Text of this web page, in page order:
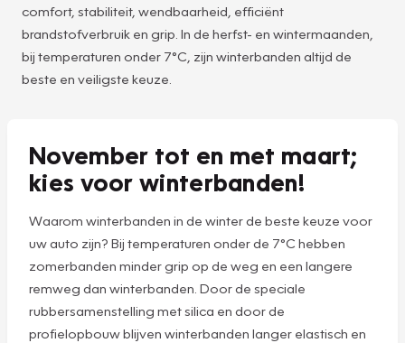
comfort, stabiliteit, wendbaarheid, efficiënt
brandstofverbruik en grip. In de herfst- en wintermaanden,
bij temperaturen onder 7°C, zijn winterbanden altijd de
beste en veiligste keuze.
November tot en met maart;
kies voor winterbanden!
Waarom winterbanden in de winter de beste keuze voor
uw auto zijn? Bij temperaturen onder de 7°C hebben
zomerbanden minder grip op de weg en een langere
remweg dan winterbanden. Door de speciale
rubbersamenstelling met silica en door de
profielopbouw blijven winterbanden langer elastisch en